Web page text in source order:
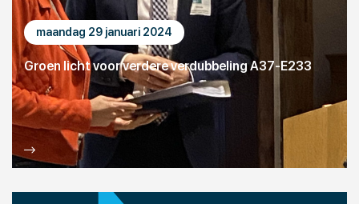
maandag 29 januari 2024
Groen licht voor verdere verdubbeling A37-E233